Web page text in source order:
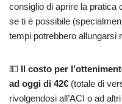
consiglio di aprire la pratica
se ti è possibile
tempi potrebbero allungarsi
💵 Il costo per
ad oggi di 42€ (totale di
rivolgendosi all’ACI o ad